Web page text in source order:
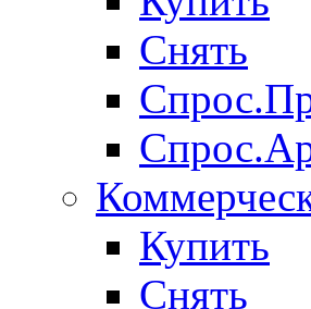
Снять
Купить
Снять